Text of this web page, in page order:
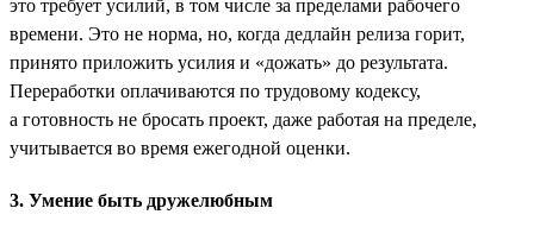
это требует усилий, в том числе за пределами рабочего
времени. Это не норма, но, когда дедлайн релиза горит,
принято приложить усилия и «дожать» до результата.
Переработки оплачиваются по трудовому кодексу,
а готовность не бросать проект, даже работая на пределе,
учитывается во время ежегодной оценки.
3. Умение быть дружелюбным